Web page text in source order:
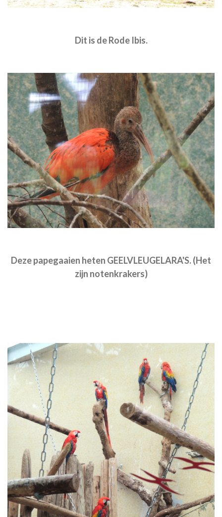
Dit is de Rode Ibis.
Deze papegaaien heten GEELVLEUGELARA'S. (Het
zijn notenkrakers)